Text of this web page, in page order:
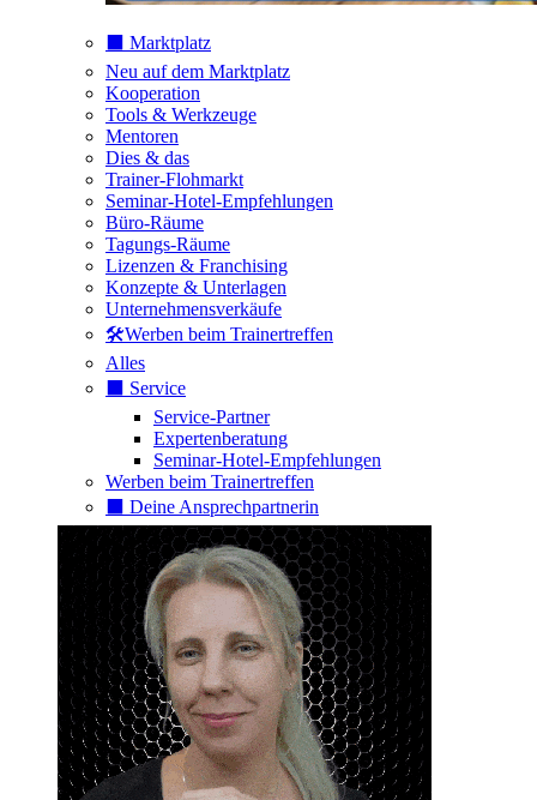
⬛️ Marktplatz
Neu auf dem Marktplatz
Kooperation
Tools & Werkzeuge
Mentoren
Dies & das
Trainer-Flohmarkt
Seminar-Hotel-Empfehlungen
Büro-Räume
Tagungs-Räume
Lizenzen & Franchising
Konzepte & Unterlagen
Unternehmensverkäufe
🛠️Werben beim Trainertreffen
Alles
⬛️ Service
Service-Partner
Expertenberatung
Seminar-Hotel-Empfehlungen
Werben beim Trainertreffen
⬛️ Deine Ansprechpartnerin